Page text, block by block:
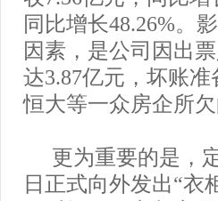
同比增长48.26%。
因素，是公司因出
达3.87亿元，坏账
恒大等一众房企所
更为重要的是，
日正式向外发出“衣